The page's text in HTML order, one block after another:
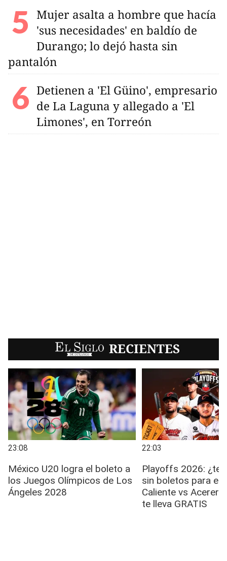
Mujer asalta a hombre que hacía
'sus necesidades' en baldío de
Durango; lo dejó hasta sin
pantalón
Detienen a 'El Güino', empresario
de La Laguna y allegado a 'El
Limones', en Torreón
EL SIGLO RECIENTES